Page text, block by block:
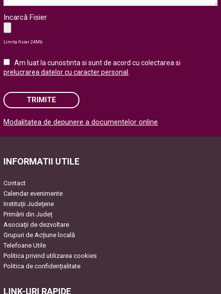
Incarcă Fisier
Limita fisier 24Mb
Am luat la cunostinta si sunt de acord cu colectarea si
prelucrarea datelor cu caracter personal.
TRIMITE
Please leave this field empty.
Modalitatea de depunere a documentelor online
INFORMATII UTILE
Contact
Calendar evenimente
Instituţii Judeţene
Primării din Județ
Asociaţii de dezvoltare
Grupuri de Acțiune locală
Telefoane Utile
Politica privind utilizarea cookies
Politica de confidențialitate
LINK-URI RAPIDE